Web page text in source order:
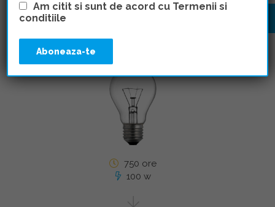
750 ore
100 w
Am citit si sunt de acord cu Termenii si
conditiile